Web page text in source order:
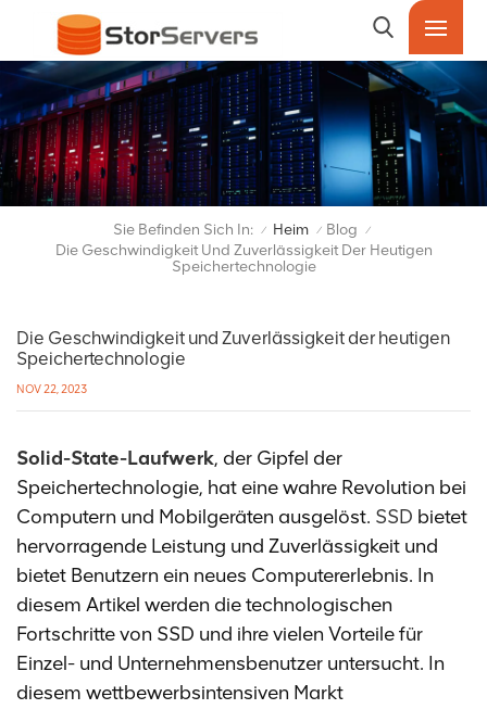
Sie Befinden Sich In: / Heim / Blog /
Die Geschwindigkeit Und Zuverlässigkeit Der Heutigen
Speichertechnologie
Die Geschwindigkeit und Zuverlässigkeit der heutigen
Speichertechnologie
NOV 22, 2023
Solid-State-Laufwerk, der Gipfel der
Speichertechnologie, hat eine wahre Revolution bei
Computern und Mobilgeräten ausgelöst. SSD bietet
hervorragende Leistung und Zuverlässigkeit und
bietet Benutzern ein neues Computererlebnis. In
diesem Artikel werden die technologischen
Fortschritte von SSD und ihre vielen Vorteile für
Einzel- und Unternehmensbenutzer untersucht. In
diesem wettbewerbsintensiven Markt